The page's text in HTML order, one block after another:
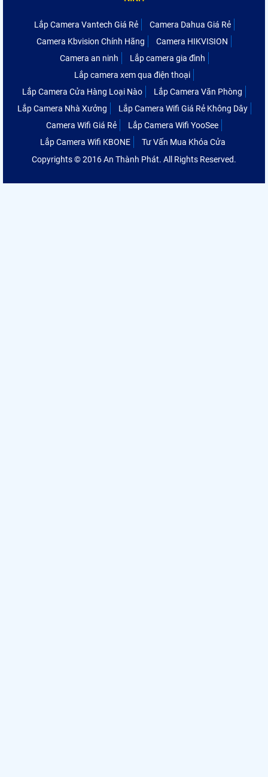
Lắp Camera Vantech Giá Rẻ
Camera Dahua Giá Rẻ
Camera Kbvision Chính Hãng
Camera HIKVISION
Camera an ninh
Lắp camera gia đình
Lắp camera xem qua điện thoại
Lắp Camera Cửa Hàng Loại Nào
Lắp Camera Văn Phòng
Lắp Camera Nhà Xưởng
Lắp Camera Wifi Giá Rẻ Không Dây
Camera Wifi Giá Rẻ
Lắp Camera Wifi YooSee
Lắp Camera Wifi KBONE
Tư Vấn Mua Khóa Cửa
Copyrights © 2016 An Thành Phát. All Rights Reserved.